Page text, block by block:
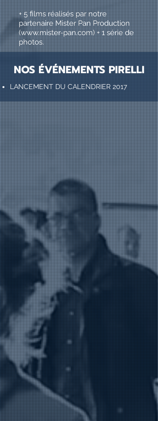
+ 5 films réalisés par notre
partenaire Mister Pan Production
(www.mister-pan.com) + 1 série de
photos.
NOS ÉVÉNEMENTS PIRELLI
LANCEMENT DU CALENDRIER 2017